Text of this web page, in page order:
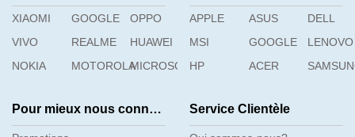
XIAOMI GOOGLE
OPPO
VIVO
REALME
HUAWEI
NOKIA
MOTOROLAMICROSOFT
APPLE ASUS
DELL
MSI
GOOGLE
LENOVO
HP
ACER
Pour mieux nous connaître Service Clientèle